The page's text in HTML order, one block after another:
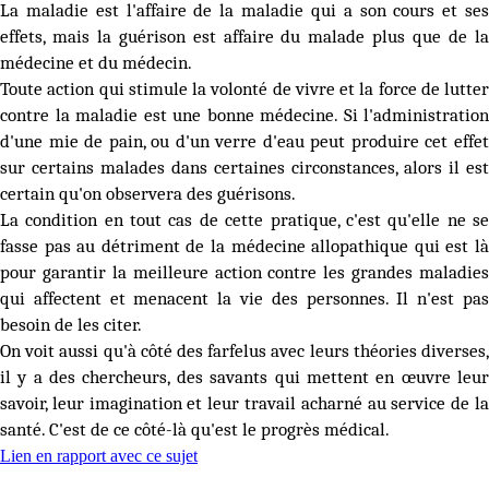
La maladie est l'affaire de la maladie qui a son cours et ses
effets, mais la guérison est affaire du malade plus que de la
médecine et du médecin.
Toute action qui stimule la volonté de vivre et la force de lutter
contre la maladie est une bonne médecine. Si l'administration
d'une mie de pain, ou d'un verre d'eau peut produire cet effet
sur certains malades dans certaines circonstances, alors il est
certain qu'on observera des guérisons.
La condition en tout cas de cette pratique, c'est qu'elle ne se
fasse pas au détriment de la médecine allopathique qui est là
pour garantir la meilleure action contre les grandes maladies
qui affectent et menacent la vie des personnes. Il n'est pas
besoin de les citer.
On voit aussi qu'à côté des farfelus avec leurs théories diverses,
il y a des chercheurs, des savants qui mettent en œuvre leur
savoir, leur imagination et leur travail acharné au service de la
santé. C'est de ce côté-là qu'est le progrès médical.
Lien en rapport avec ce sujet